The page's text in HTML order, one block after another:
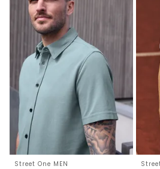
Street One MEN